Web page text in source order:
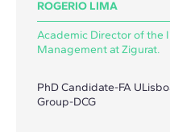
ROGERIO LIMA
Academic Director of the
Management at Zigurat.
PhD Candidate-FA
Group-DCG